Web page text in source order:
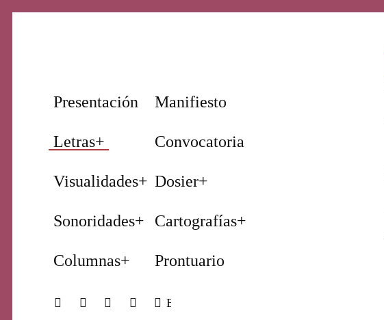
Revista
Primera
Página
Presentación Manifiesto
Letras+ Convocatoria
Visualidades+ Dosier+
Sonoridades+ Cartografías+
Columnas+ Prontuario
BUSCAR